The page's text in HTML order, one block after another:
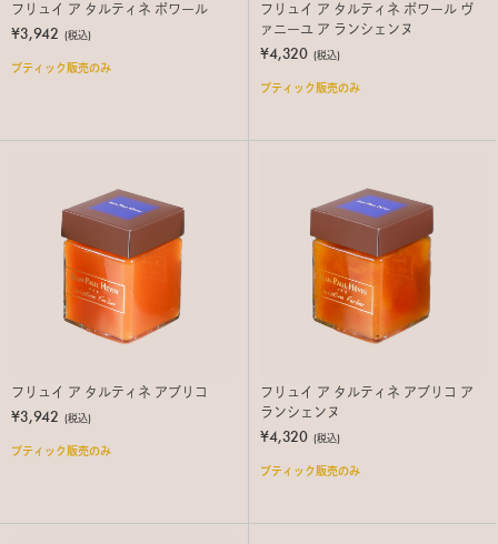
フリュイ ア タルティネ ポワール
¥3,942 (税込)
ブティック販売のみ
フリュイ ア タルティネ ポワール ヴ
ァニーユ ア ランシェンヌ
¥4,320 (税込)
ブティック販売のみ
フリュイ ア タルティネ アブリコ
¥3,942 (税込)
ブティック販売のみ
フリュイ ア タルティネ アブリコ ア
ランシェンヌ
¥4,320 (税込)
ブティック販売のみ